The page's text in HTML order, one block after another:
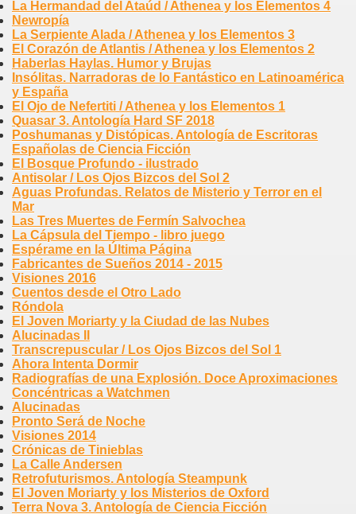
La Hermandad del Ataúd / Athenea y los Elementos 4
Newropía
La Serpiente Alada / Athenea y los Elementos 3
El Corazón de Atlantis / Athenea y los Elementos 2
Haberlas Haylas. Humor y Brujas
Insólitas. Narradoras de lo Fantástico en Latinoamérica
y España
El Ojo de Nefertiti / Athenea y los Elementos 1
Quasar 3. Antología Hard SF 2018
Poshumanas y Distópicas. Antología de Escritoras
Españolas de Ciencia Ficción
El Bosque Profundo - ilustrado
Antisolar / Los Ojos Bizcos del Sol 2
Aguas Profundas. Relatos de Misterio y Terror en el
Mar
Las Tres Muertes de Fermín Salvochea
La Cápsula del Tiempo - libro juego
Espérame en la Última Página
Fabricantes de Sueños 2014 - 2015
Visiones 2016
Cuentos desde el Otro Lado
Róndola
El Joven Moriarty y la Ciudad de las Nubes
Alucinadas II
Transcrepuscular / Los Ojos Bizcos del Sol 1
Ahora Intenta Dormir
Radiografías de una Explosión. Doce Aproximaciones
Concéntricas a Watchmen
Alucinadas
Pronto Será de Noche
Visiones 2014
Crónicas de Tinieblas
La Calle Andersen
Retrofuturismos. Antología Steampunk
El Joven Moriarty y los Misterios de Oxford
Terra Nova 3. Antología de Ciencia Ficción